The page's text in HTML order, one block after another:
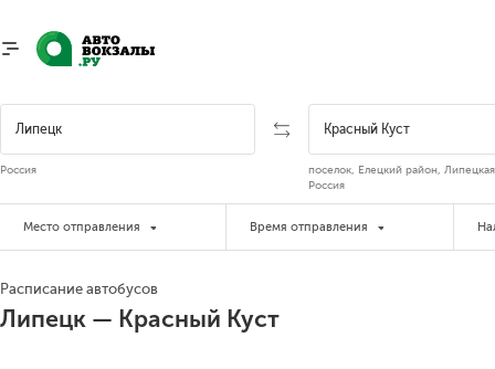
Россия
поселок, Елецкий район,
Россия
Место отправления Время отправления
Расписание автобусов
Липецк — Красный Куст